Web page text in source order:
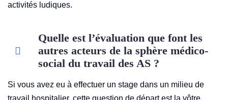
activités ludiques.
Quelle est l’évaluation que font les
autres acteurs de la sphère médico-
social du travail des AS ?
Si vous avez eu à effectuer un stage dans un milieu de
travail hospitalier, cette question de départ est la vôtre.